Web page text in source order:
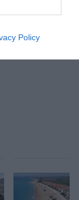
Policy